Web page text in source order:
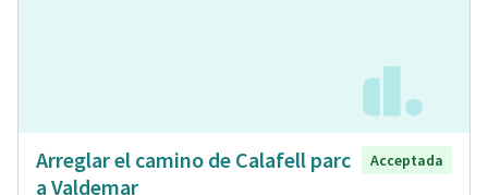
Arreglar el camino de Calafell parc
a Valdemar
Acceptada